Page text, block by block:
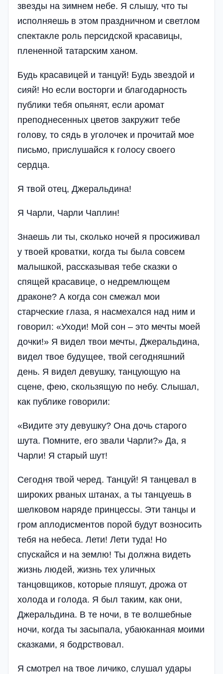
звезды на зимнем небе. Я слышу, что ты
исполняешь в этом праздничном и светлом
спектакле роль персидской красавицы,
плененной татарским ханом.
Будь красавицей и танцуй! Будь звездой и
сияй! Но если восторги и благодарность
публики тебя опьянят, если аромат
преподнесенных цветов закружит тебе
голову, то сядь в уголочек и прочитай мое
письмо, прислушайся к голосу своего
сердца.
Я твой отец, Джеральдина!
Я Чарли, Чарли Чаплин!
Знаешь ли ты, сколько ночей я просиживал
у твоей кроватки, когда ты была совсем
малышкой, рассказывая тебе сказки о
спящей красавице, о недремлющем
драконе? А когда сон смежал мои
старческие глаза, я насмехался над ним и
говорил: «Уходи! Мой сон – это мечты моей
дочки!» Я видел твои мечты, Джеральдина,
видел твое будущее, твой сегодняшний
день. Я видел девушку, танцующую на
сцене, фею, скользящую по небу. Слышал,
как публике говорили:
«Видите эту девушку? Она дочь старого
шута. Помните, его звали Чарли?» Да, я
Чарли! Я старый шут!
Сегодня твой черед. Танцуй! Я танцевал в
широких рваных штанах, а ты танцуешь в
шелковом наряде принцессы. Эти танцы и
гром аплодисментов порой будут возносить
тебя на небеса. Лети! Лети туда! Но
спускайся и на землю! Ты должна видеть
жизнь людей, жизнь тех уличных
танцовщиков, которые пляшут, дрожа от
холода и голода. Я был таким, как они,
Джеральдина. В те ночи, в те волшебные
ночи, когда ты засыпала, убаюканная моими
сказками, я бодрствовал.
Я смотрел на твое личико, слушал удары